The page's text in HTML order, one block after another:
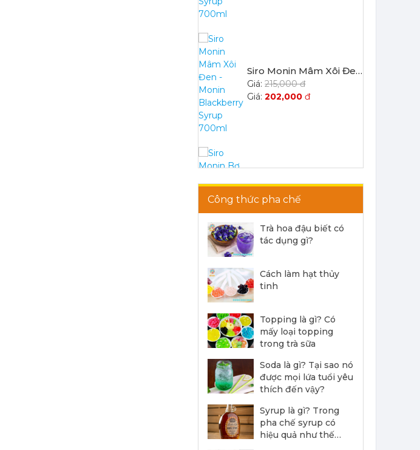
Siro Monin Mâm Xôi Đen - Monin Blackberry Syrup 700ml
215,000 đ
202,000 đ
215,000 đ
215,000 đ
202,000đ
215,000 đ
Công thức pha chế
Trà hoa đậu biết có
tác dụng gì?
Cách làm hạt thủy
tinh
Topping là gì? Có
mấy loại topping
trong trà sữa
Soda là gì? Tại sao nó
được mọi lứa tuổi yêu
thích đến vậy?
Syrup là gì? Trong
pha chế syrup có
hiệu quả như thế